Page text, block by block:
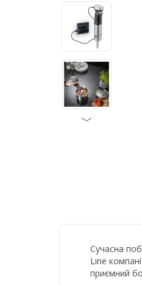
Сучасна
Line
приємний